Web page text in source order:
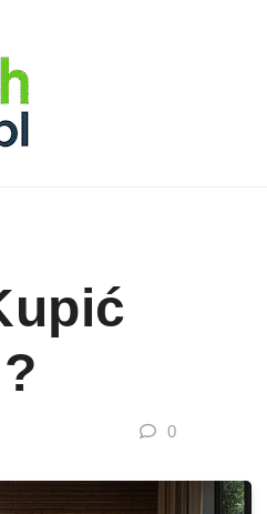
0